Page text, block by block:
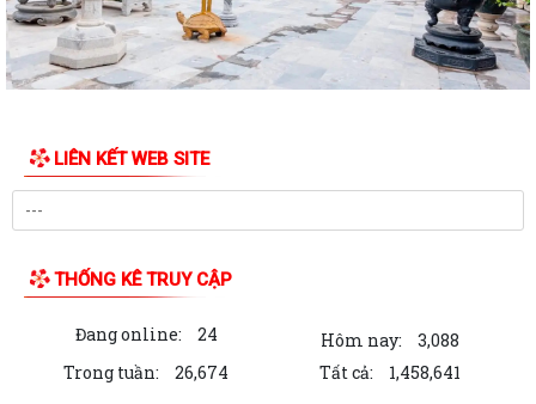
phố
Công khai các Quyết định của Ủy ban nhân dân thành phố về thủ tục
hành chính thuộc phạmvi quản lý...
Trần Nhân Tông lần thứ Nhất, năm 2026
Chương trình làm việc của Thường trực HĐND, Lãnh đạo UBND phường
hội 6 tháng đầu năm, triển...
UBND phường Trần Nhân Tông tổ chức phiên họp thường kỳ tháng 7
LIÊN KẾT WEB SITE
THỐNG KÊ TRUY CẬP
Đang online: 24 Hôm nay:
3,088
Trong tuần:
26,674 Tất cả: 1,458,641